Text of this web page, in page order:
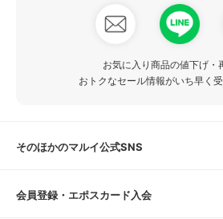
お気に入り商品の値下げ・
おトクなセール情報がいち早く
そのほかのマルイ公式SNS
会員登録・エポスカード入会